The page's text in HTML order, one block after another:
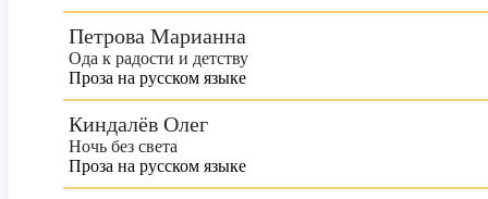
Петрова Марианна
Ода к радости и детству
Проза на русском языке
Киндалёв Олег
Ночь без света
Проза на русском языке